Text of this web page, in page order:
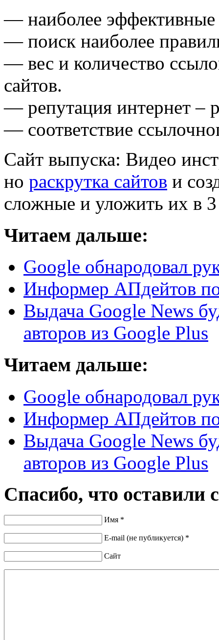
— наиболее
— поиск наиболее
— вес и количество
сайтов.
— репутация интернет –
— соответствие
Сайт выпуска: Видео
но раскрутка сайтов и
сложные и уложить их в
Читаем дальше:
Google обнародовал
Информер АПдейтов
Выдача Google News
авторов из Google Plus
Читаем дальше:
Google обнародовал
Информер АПдейтов
Выдача Google News
авторов из Google Plus
Спасибо, что оставили
Имя *
E-mail (не публикуется) *
Сайт